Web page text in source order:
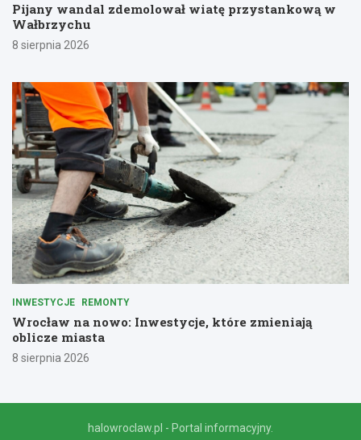
Pijany wandal zdemolował wiatę przystankową w
Wałbrzychu
8 sierpnia 2026
INWESTYCJE REMONTY
Wrocław na nowo: Inwestycje, które zmieniają
oblicze miasta
8 sierpnia 2026
halowroclaw.pl - Portal informacyjny.